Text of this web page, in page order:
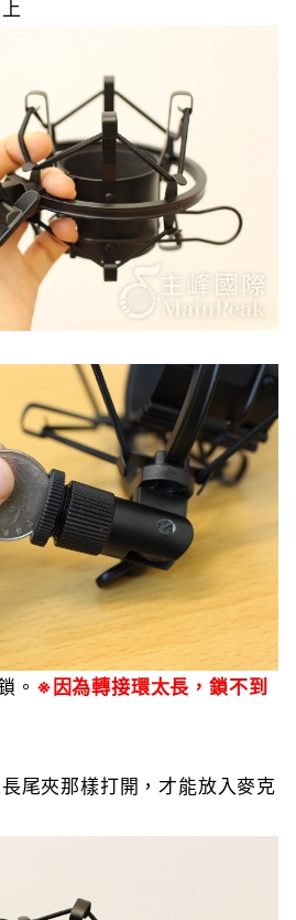
。 ※因為轉接環太長，鎖不到
尾夾那樣打開，才能放入麥克